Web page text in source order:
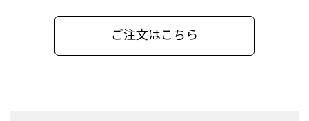
契機にもなりうる大事な機会である「最期のお別れ」の葬
儀。今の時代だからこそ、その大切さをこれからも全葬連
は田村淳さんと全国56組合1233社の加盟店と一緒に考え発
信してまいります。
ご注文はこちら